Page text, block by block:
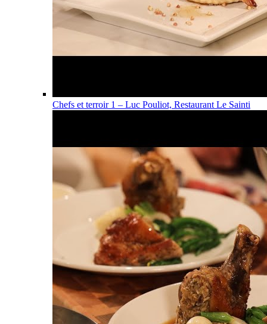
Chefs et terroir 1 – Luc Pouliot, Restaurant Le Sainti